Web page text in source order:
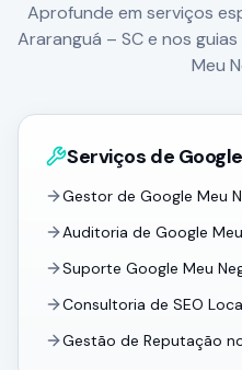
Aprofunde em serviços
Araranguá – SC e nos
Meu
Serviços de
Gestor de Google Meu
Auditoria de Google
Suporte Google Meu
Consultoria de SEO
Gestão de Reputação